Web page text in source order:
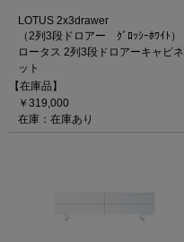
LOTUS 2x3drawer
（2列3段ドロアー ｸﾞﾛｯｼｰﾎﾜｲﾄ）
ロータス 2列3段ドロアーキャビネ
ット
【在庫品】
￥319,000
在庫：在庫あり